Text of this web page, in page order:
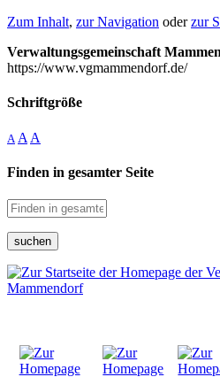
Zum Inhalt, zur Navigation oderzur
Verwaltungsgemeinschaft
https://www.vgmammendorf.de/
Schriftgröße
A A A
Finden in gesamter Seite
suchen